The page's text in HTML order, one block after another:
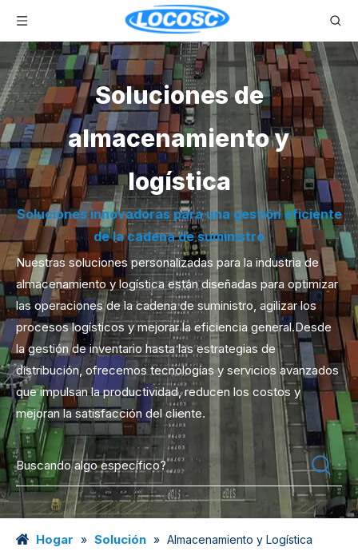
Soluciones de
almacenamiento y
logística
Soluciones innovadoras para una gestión eficiente
de la cadena de suministro
Nuestras soluciones personalizadas para la industria de
almacenamiento y logística están diseñadas para optimizar
las operaciones de la cadena de suministro, agilizar los
procesos logísticos y mejorar la eficiencia general.Desde
la gestión de inventario hasta las estrategias de
distribución, ofrecemos tecnologías y servicios avanzados
que impulsan la productividad, reducen los costos y
mejoran la satisfacción del cliente.
Hogar » Solución » Almacenamiento y Logística